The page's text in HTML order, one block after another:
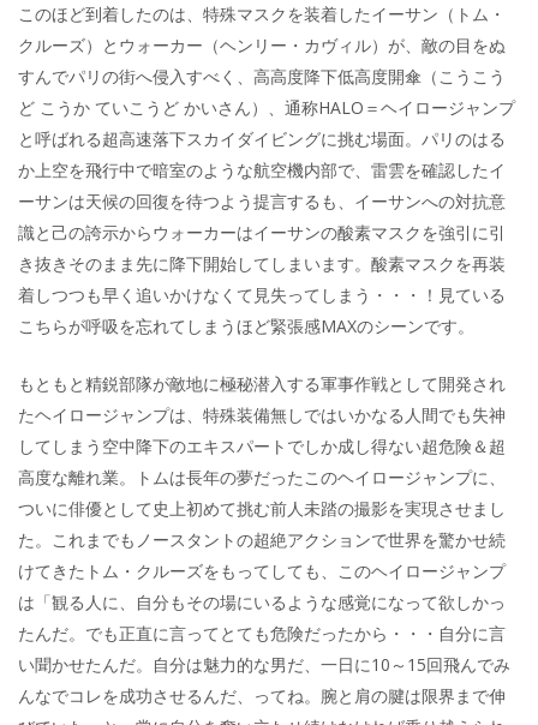
このほど到着したのは、特殊マスクを装着したイーサン（トム・
クルーズ）とウォーカー（ヘンリー・カヴィル）が、敵の目をぬ
すんでパリの街へ侵入すべく、高高度降下低高度開傘（こうこう
ど こうか ていこうど かいさん）、通称HALO＝ヘイロージャンプ
と呼ばれる超高速落下スカイダイビングに挑む場面。パリのはる
か上空を飛行中で暗室のような航空機内部で、雷雲を確認したイ
ーサンは天候の回復を待つよう提言するも、イーサンへの対抗意
識と己の誇示からウォーカーはイーサンの酸素マスクを強引に引
き抜きそのまま先に降下開始してしまいます。酸素マスクを再装
着しつつも早く追いかけなくて見失ってしまう・・・！見ている
こちらが呼吸を忘れてしまうほど緊張感MAXのシーンです。
もともと精鋭部隊が敵地に極秘潜入する軍事作戦として開発され
たヘイロージャンプは、特殊装備無しではいかなる人間でも失神
してしまう空中降下のエキスパートでしか成し得ない超危険＆超
高度な離れ業。トムは長年の夢だったこのヘイロージャンプに、
ついに俳優として史上初めて挑む前人未踏の撮影を実現させまし
た。これまでもノースタントの超絶アクションで世界を驚かせ続
けてきたトム・クルーズをもってしても、このヘイロージャンプ
は「観る人に、自分もその場にいるような感覚になって欲しかっ
たんだ。でも正直に言ってとても危険だったから・・・自分に言
い聞かせたんだ。自分は魅力的な男だ、一日に10～15回飛んでみ
んなでコレを成功させるんだ、ってね。腕と肩の腱は限界まで伸